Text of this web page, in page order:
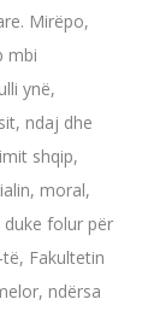
Mirëpo,
mbi
ynë,
ndaj dhe
shqip,
moral,
duke folur për
Fakultetin
ndërsa